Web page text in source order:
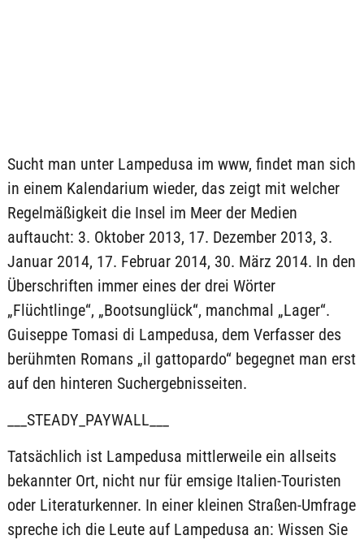
Sucht man unter Lampedusa im www, findet man sich
in einem Kalendarium wieder, das zeigt mit welcher
Regelmäßigkeit die Insel im Meer der Medien
auftaucht: 3. Oktober 2013, 17. Dezember 2013, 3.
Januar 2014, 17. Februar 2014, 30. März 2014. In den
Überschriften immer eines der drei Wörter
„Flüchtlinge“, „Bootsunglück“, manchmal „Lager“.
Guiseppe Tomasi di Lampedusa, dem Verfasser des
berühmten Romans „il gattopardo“ begegnet man erst
auf den hinteren Suchergebnisseiten.
___STEADY_PAYWALL___
Tatsächlich ist Lampedusa mittlerweile ein allseits
bekannter Ort, nicht nur für emsige Italien-Touristen
oder Literaturkenner. In einer kleinen Straßen-Umfrage
spreche ich die Leute auf Lampedusa an: Wissen Sie